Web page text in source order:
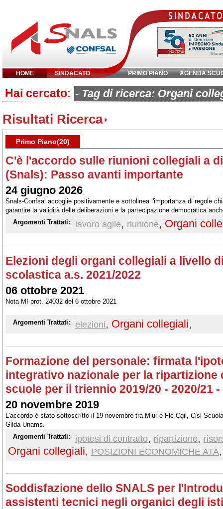
HOME SINDACATO PRIMO PIANO AGENDA
Inserisci parola chiave:
Hai cercato: - Tag di ricerca: Organi
Risultati Ricerca
Primo Piano(20)
C'è l'accordo sulle riunioni collegiali a
(Snals): Passo avanti importante
24 giugno 2026
Snals-Confsal accoglie positivamente e sottolinea l'importanza di regole
garantire la validità delle deliberazioni e la partecipazione democratica
Argomenti Trattati:
lavoro agile, riunione, Organi
Elezioni degli organi collegiali a livello
scolastica a.s. 2021/2022
06 ottobre 2021
Nota MI prot. 24032 del 6 ottobre 2021
Argomenti Trattati: elezioni, Organi collegiali,
Formazione del personale: firmata
integrativo nazionale per la ripartizione
scuole per il triennio 2019/20 - 2020/21 -
20 novembre 2019
L'accordo è stato sottoscritto il 19 novembre tra Miur e Flc Cgil, Cisl
Gilda Unams.
Argomenti Trattati:
ipotesi di contratto, ripartizione,
Organi collegiali, POSIZIONI ECONOMICHE ATA,
Soddisfazione dello SNALS per
assistenti tecnici negli organici degli